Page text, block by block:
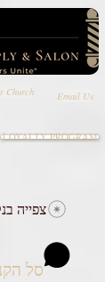
Church Email Us
LOYALTY PROGRAM
סל